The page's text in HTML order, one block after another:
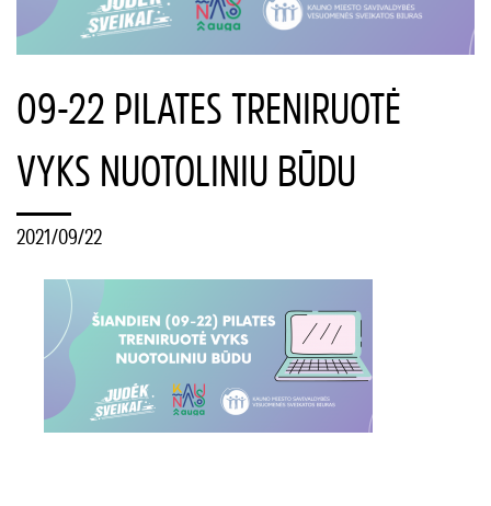
09-22 PILATES TRENIRUOTĖ
VYKS NUOTOLINIU BŪDU
2021/09/22